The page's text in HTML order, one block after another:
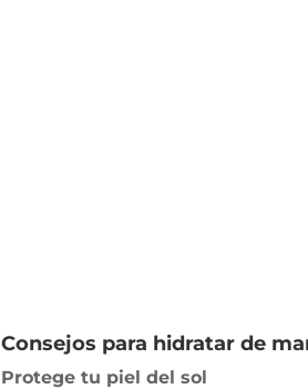
Consejos para hidratar de
Protege tu piel del sol